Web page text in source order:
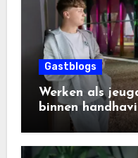
Gastblogs
Werken als
binnen